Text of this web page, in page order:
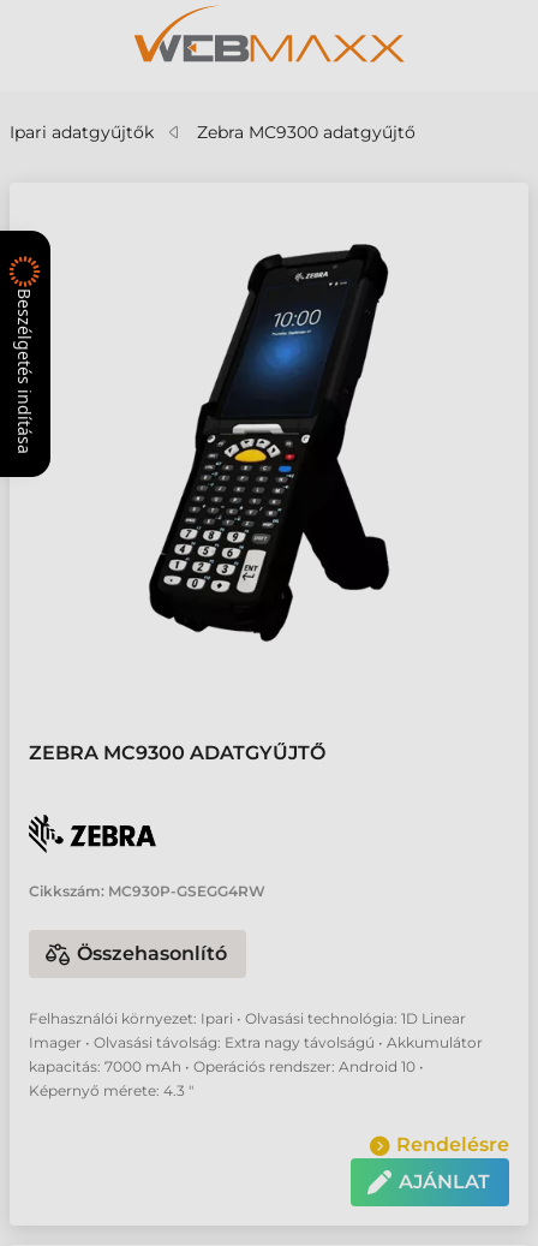
Ipari adatgyűjtők Zebra MC9300 adatgyűjtő
ZEBRA MC9300 ADATGYŰJTŐ
Cikkszám: MC930P-GSEGG4RW
Összehasonlító
Felhasználói környezet: Ipari • Olvasási technológia: 1D Linear
Imager • Olvasási távolság: Extra nagy távolságú • Akkumulátor
kapacitás: 7000 mAh • Operációs rendszer: Android 10 •
Képernyő mérete: 4.3 "
Rendelésre
AJÁNLAT
Beszélgetés indítása